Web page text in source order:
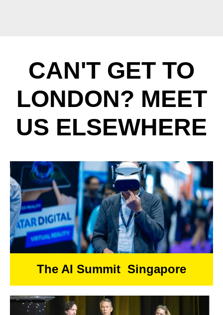
CAN'T GET TO
LONDON? MEET
US ELSEWHERE
The AI Summit Singapore